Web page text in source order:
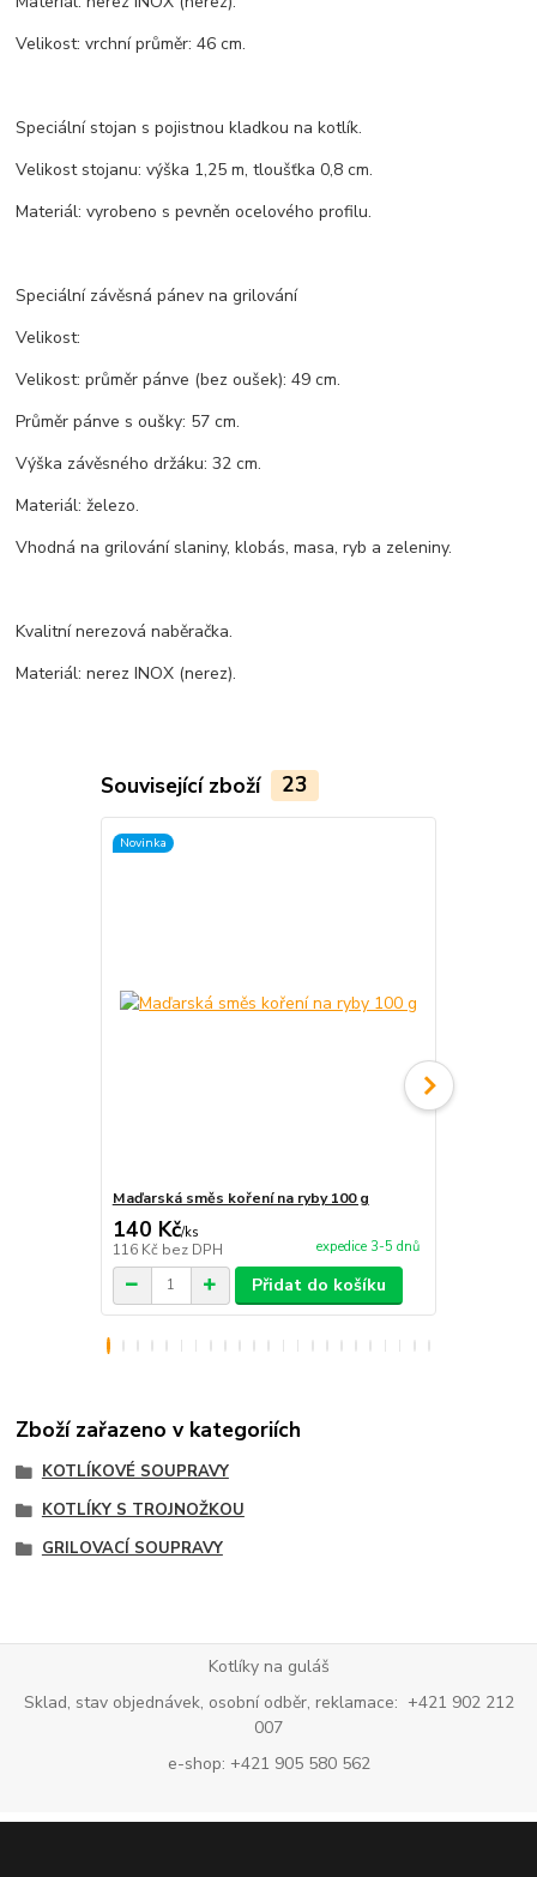
Velikost: vrchní průměr: 46 cm.
Speciální stojan s pojistnou kladkou na kotlík.
Velikost stojanu: výška 1,25 m, tloušťka 0,8 cm.
Materiál: vyrobeno s pevněn ocelového profilu.
Speciální závěsná pánev na grilování
Velikost:
Velikost: průměr pánve (bez oušek): 49 cm.
Průměr pánve s oušky: 57 cm.
Výška závěsného držáku: 32 cm.
Materiál: železo.
Vhodná na grilování slaniny, klobás, masa, ryb a zeleniny.
Kvalitní nerezová naběračka.
Materiál: nerez INOX (nerez).
Související zboží 23
Novinka
Maďarská směs koření na ryby 100 g
140 Kč/ks
116 Kč bez DPH expedice 3-5 dnů
Přidat do košíku
Zboží zařazeno v kategoriích
KOTLÍKOVÉ SOUPRAVY
KOTLÍKY S TROJNOŽKOU
GRILOVACÍ SOUPRAVY
Kotlíky na guláš
Sklad, stav objednávek, osobní odběr, reklamace: +421 902 212
007
e-shop: +421 905 580 562